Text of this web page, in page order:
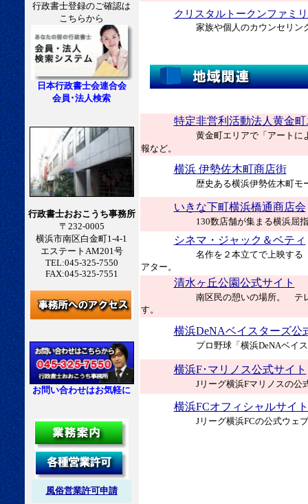
行政書士登録のご確認は
こちらから
日本行政書士会連合会
会員･法人検索
行政書士おおこうち事務所
〒232-0005
横浜市南区白金町1-4-1
エステートAM201号
TEL:045-325-7550
FAX:045-325-7551
お問い合わせはお気軽に
風俗営業許可申請
クリスタルトークンファミ
家族や個人のカウンセリン
特定非営利活動法人黄金
黄金町エリアで「アート
報など。
横浜 伊勢佐木町商店街
歴史ある横浜伊勢佐木町
いきな下町横浜橋通商店会
130数店舗が集まる横浜屈
シネマ・ジャック＆ベティ
名作を２本立てで上映する
アター。
清水ヶ丘公園公式サイト
南区民の憩いの場所。 テ
す。
横浜DeNAベイスターズ公
プロ野球「横浜DeNAベイ
横浜F･マリノス公式サイト
Jリーグ横浜Fマリノスの公
横浜FCオフィシャルサイト
Jリーグ横浜FCの公式ウェ